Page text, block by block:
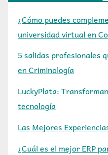
¿Cómo puedes
universidad virtual en
5 salidas profesionales
en Criminología
LuckyPlata:
tecnología
Las Mejores
¿Cuál es el mejor ERP